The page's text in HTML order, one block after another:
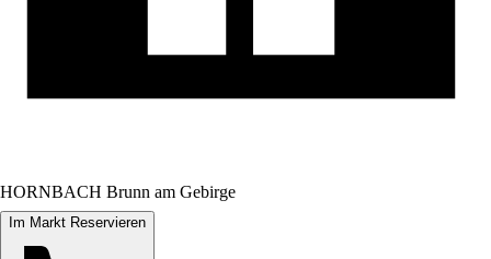
HORNBACH Brunn am Gebirge
Im Markt Reservieren